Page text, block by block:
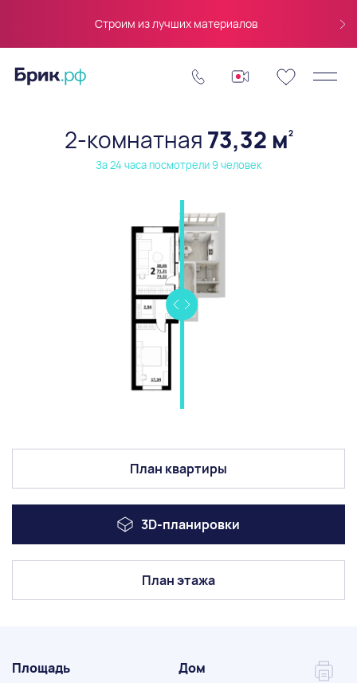
Строим из лучших материалов
Площадь Дом
2-комнатная 73,32 м2
За 24 часа посмотрели 9 человек
План квартиры
3D-планировки
План этажа